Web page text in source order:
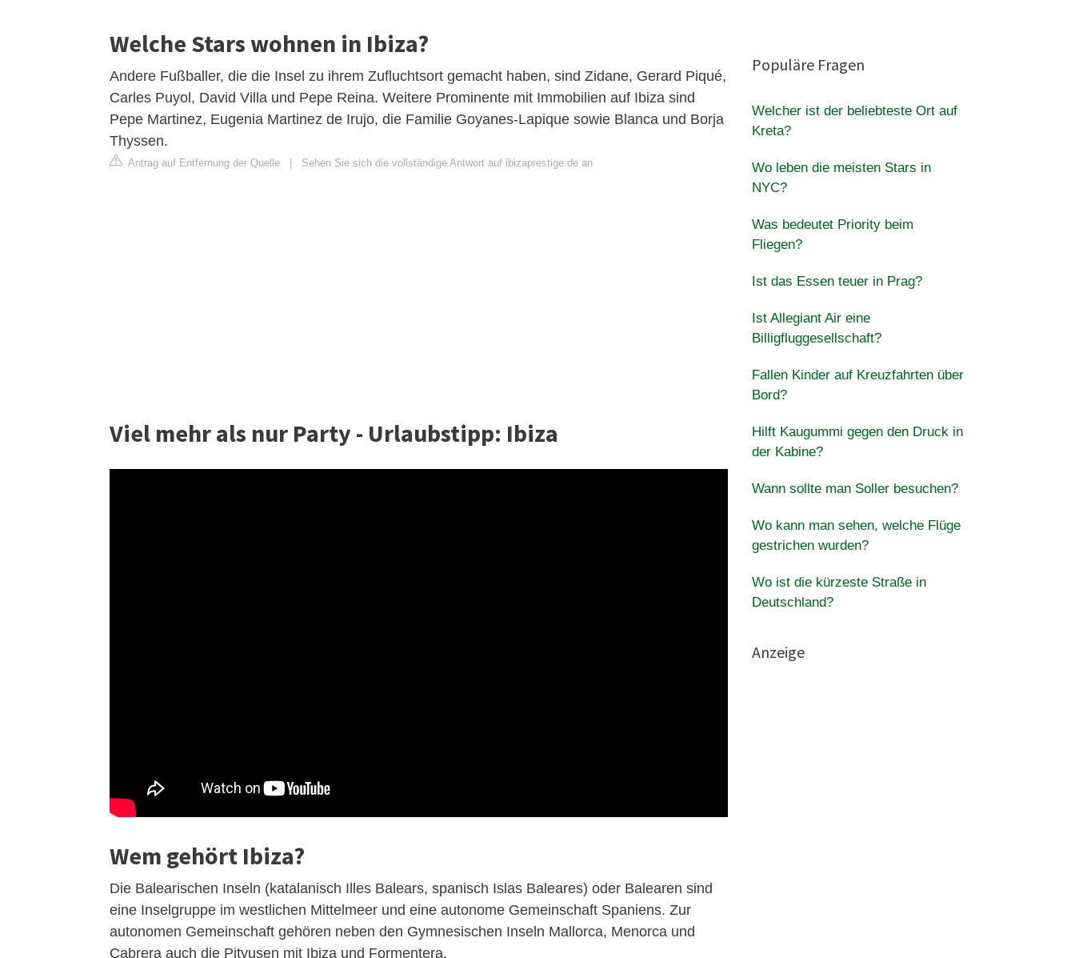
Welche Stars wohnen in Ibiza?
Andere Fußballer, die die Insel zu ihrem Zufluchtsort gemacht haben, sind Zidane, Gerard Piqué,
Carles Puyol, David Villa und Pepe Reina. Weitere Prominente mit Immobilien auf Ibiza sind
Pepe Martinez, Eugenia Martinez de Irujo, die Familie Goyanes-Lapique sowie Blanca und Borja
Thyssen.
Antrag auf Entfernung der Quelle Sehen Sie sich die vollständige Antwort auf ibizaprestige.de an
Viel mehr als nur Party - Urlaubstipp: Ibiza
Wem gehört Ibiza?
Die Balearischen Inseln (katalanisch Illes Balears, spanisch Islas Baleares) oder Balearen sind
eine Inselgruppe im westlichen Mittelmeer und eine autonome Gemeinschaft Spaniens. Zur
autonomen Gemeinschaft gehören neben den Gymnesischen Inseln Mallorca, Menorca und
Cabrera auch die Pityusen mit Ibiza und Formentera.
Populäre Fragen
Welcher ist der beliebteste Ort auf
Kreta?
Wo leben die meisten Stars in
NYC?
Was bedeutet Priority beim
Fliegen?
Ist das Essen teuer in Prag?
Ist Allegiant Air eine
Billigfluggesellschaft?
Fallen Kinder auf Kreuzfahrten über
Bord?
Hilft Kaugummi gegen den Druck in
der Kabine?
Wann sollte man Soller besuchen?
Wo kann man sehen, welche Flüge
gestrichen wurden?
Wo ist die kürzeste Straße in
Deutschland?
Anzeige